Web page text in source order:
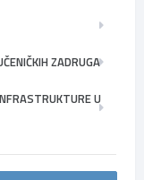
ZADRUGA
U